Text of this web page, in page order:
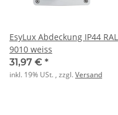
EsyLux Abdeckung IP44 RAL
9010 weiss
31,97 € *
inkl. 19% USt. , zzgl.Versand